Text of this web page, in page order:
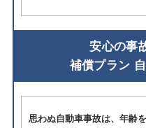
安⼼の事
補償プラン
思わぬ自動車事故は、年齢